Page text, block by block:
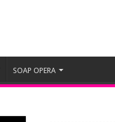
SOAP OPERA